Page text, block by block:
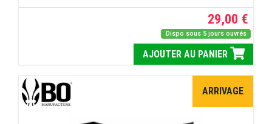
29,00 €
Dispo sous 5 jours ouvrés
AJOUTER AU PANIER
ARRIVAGE